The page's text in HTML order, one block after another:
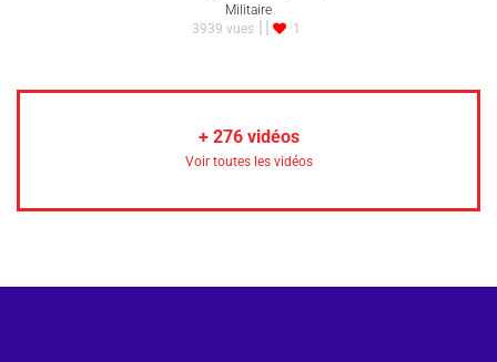
Militaire
3939 vues
1
+ 276vidéos
Voir toutes les vidéos